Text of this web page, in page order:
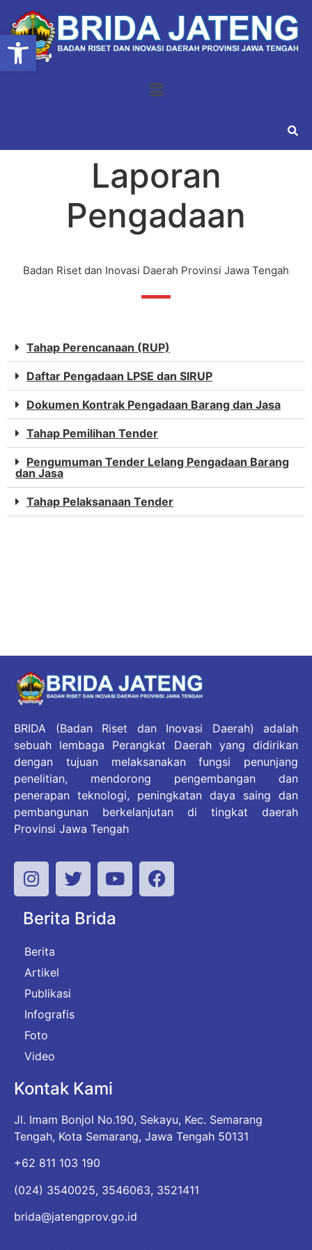
Open toolbar
Laporan
Pengadaan
Badan Riset dan Inovasi Daerah Provinsi Jawa Tengah
Tahap Perencanaan (RUP)
Daftar Pengadaan LPSE dan SIRUP
Dokumen Kontrak Pengadaan Barang dan Jasa
Tahap Pemilihan Tender
Pengumuman Tender Lelang Pengadaan Barang
dan Jasa
Tahap Pelaksanaan Tender
BRIDA (Badan Riset dan Inovasi Daerah) adalah
sebuah lembaga Perangkat Daerah yang didirikan
dengan tujuan melaksanakan fungsi penunjang
penelitian, mendorong pengembangan dan
penerapan teknologi, peningkatan daya saing dan
pembangunan berkelanjutan di tingkat daerah
Provinsi Jawa Tengah
Berita Brida
Berita
Artikel
Publikasi
Infografis
Foto
Video
Kontak Kami
Jl. Imam Bonjol No.190, Sekayu, Kec. Semarang
Tengah, Kota Semarang, Jawa Tengah 50131
+62 811 103 190
(024) 3540025, 3546063, 3521411
brida@jatengprov.go.id